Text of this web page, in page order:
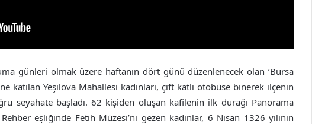
günleri olmak üzere haftanın dört günü düzenlenecek olan ‘Bursa
katılan Yeşilova Mahallesi kadınları, çift katlı otobüse binerek ilçenin
seyahate başladı. 62 kişiden oluşan kafilenin ilk durağı Panorama
eşliğinde Fetih Müzesi’ni gezen kadınlar, 6 Nisan 1326 yılının